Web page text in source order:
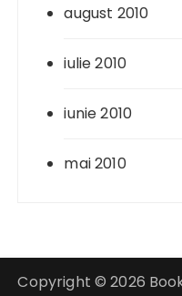
august 2010
iulie 2010
iunie 2010
mai 2010
Copyright © 2026